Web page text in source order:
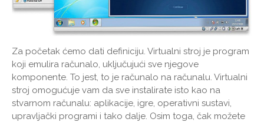
Za početak ćemo dati definiciju. Virtualni stroj je program
koji emulira računalo, uključujući sve njegove
komponente. To jest, to je računalo na računalu. Virtualni
stroj omogućuje vam da sve instalirate isto kao na
stvarnom računalu: aplikacije, igre, operativni sustavi,
upravljački programi i tako dalje. Osim toga, čak možete